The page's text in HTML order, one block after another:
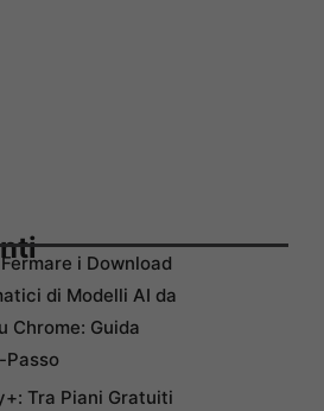
i Download
di Modelli AI da
Chrome: Guida
Passo
Tra Piani Gratuiti